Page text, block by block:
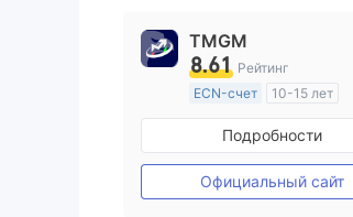
TMGM
8.61 Рейтинг
ECN-счет
10-15 лет
Регулирование в
Маркет-Мейкинг (MM)
Основной стандарт MT4
Подробности
Официальный сайт